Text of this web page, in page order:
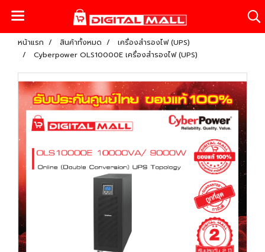
หน้าแรก สินค้าทั้งหมด
เครื่องสำรองไฟ (UPS)
Cyberpower OLS10000E เครื่องสำรองไฟ (UPS)